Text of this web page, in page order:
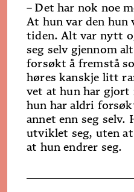
– Det har nok noe
At hun var den hun
tiden. Alt var nytt
seg selv gjennom
forsøkt å fremstå
høres kanskje litt
vet at hun har gjort
hun har aldri
annet enn seg selv.
utviklet seg, uten
at hun endrer seg.